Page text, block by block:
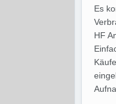
Es
HF